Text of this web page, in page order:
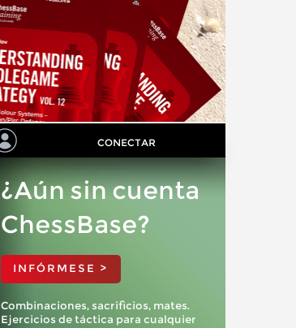
CONECTAR
¿Aún sin cuenta
ChessBase?
INFÓRMESE >
Combinaciones, sacrificios, mates.
Ejercicios de táctica para cualquier